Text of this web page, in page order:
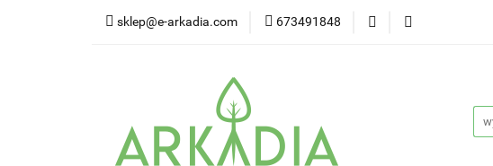
sklep@e-arkadia.com 673491848
Kategorie Producenci